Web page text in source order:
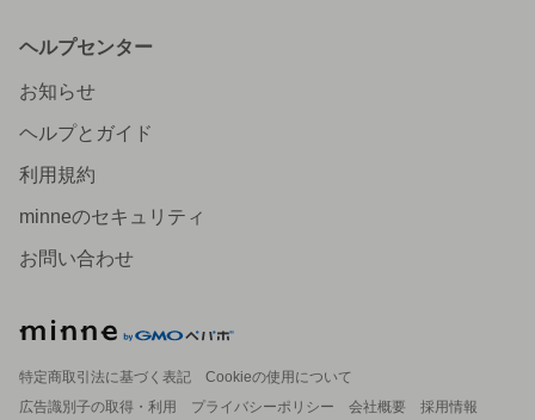
ヘルプセンター
お知らせ
ヘルプとガイド
利用規約
minneのセキュリティ
お問い合わせ
特定商取引法に基づく表記
Cookieの使用について
広告識別子の取得・利用
プライバシーポリシー 会社概要
採用情報